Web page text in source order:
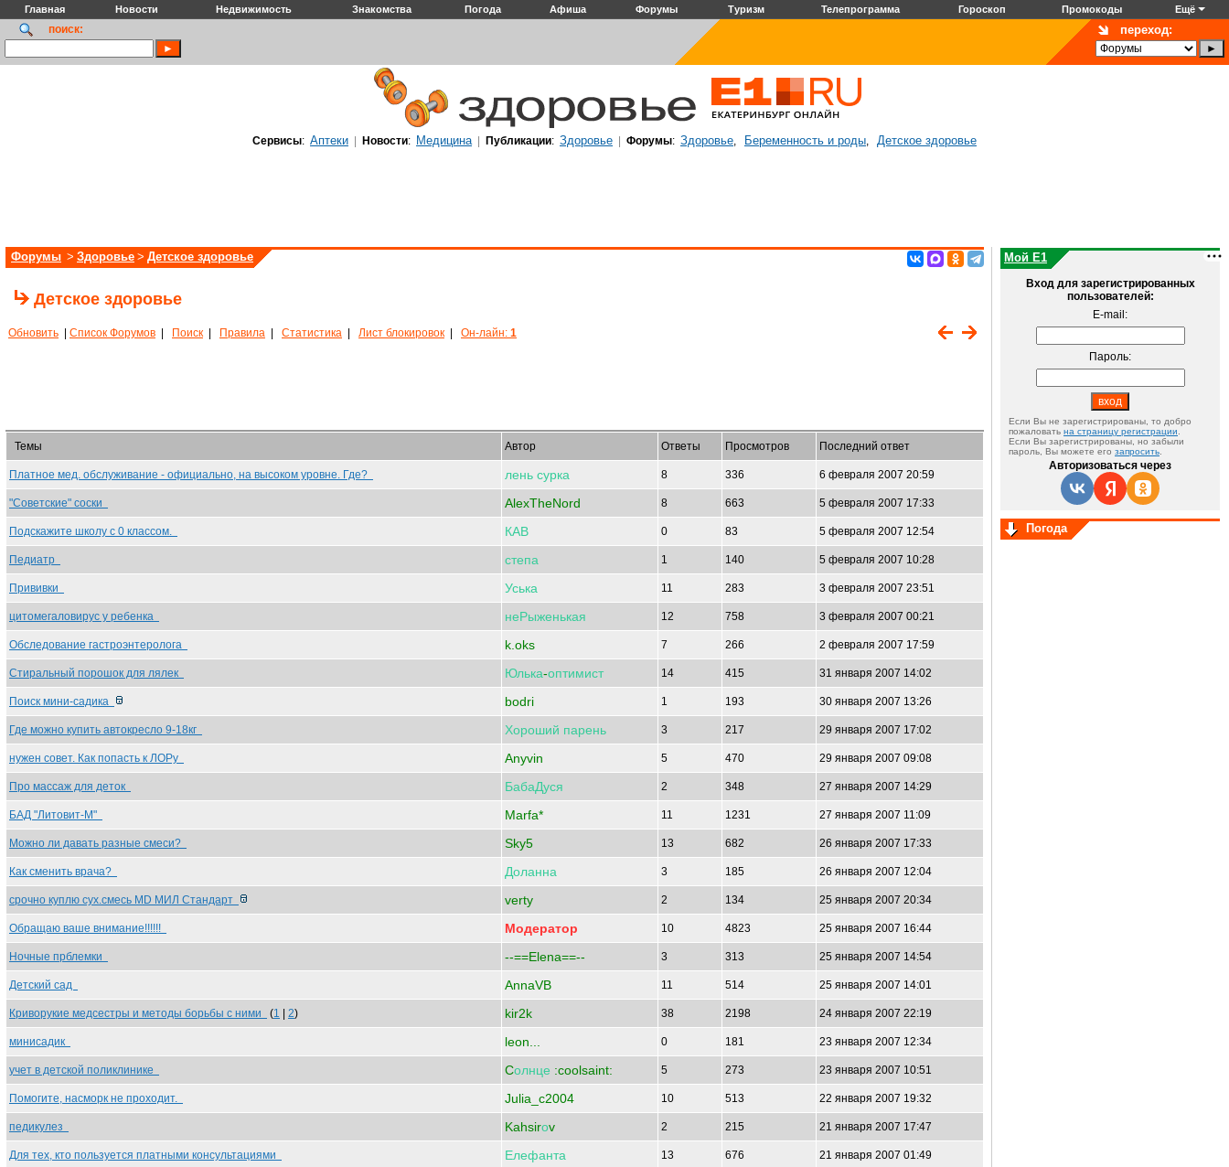
Главная Новости Недвижимость Знакомства Погода Афиша Форумы Туризм Телепрограмма Гороскоп Промокоды Ещё
поиск: переход:
Сервисы: Аптеки Новости: Медицина| Публикации: Здоровье Форумы: Здоровье, Беременность и роды, Детское здоровье
Форумы > Здоровье > Детское здоровье
Детское здоровье
Обновить Список Форумов Поиск Правила Статистика Лист блокировок Он-лайн: 1
Темы Автор Ответы Просмотров Последний ответ
Платное мед. обслуживание - официально, на высоком уровне. Где? лень сурка 8 336 6 февраля 2007 20:59
"Советские" соски AlexTheNord 8 663 5 февраля 2007 17:33
Подскажите школу с 0 классом. КАВ 0 83 5 февраля 2007 12:54
Педиатр степа 1 140 5 февраля 2007 10:28
Прививки Уська 11 283 3 февраля 2007 23:51
цитомегаловирус у ребенка неРыженькая 12 758 3 февраля 2007 00:21
Обследование гастроэнтеролога k.oks 7 266 2 февраля 2007 17:59
Стиральный порошок для лялек Юлька-оптимист 14 415 31 января 2007 14:02
Поиск мини-садика bodri 1 193 30 января 2007 13:26
Где можно купить автокресло 9-18кг Хороший парень 3 217 29 января 2007 17:02
нужен совет. Как попасть к ЛОРу Anyvin 5 470 29 января 2007 09:08
Про массаж для деток БабаДуся 2 348 27 января 2007 14:29
БАД "Литовит-М" Marfa* 11 1231 27 января 2007 11:09
Можно ли давать разные смеси? Sky5 13 682 26 января 2007 17:33
Как сменить врача? Доланна 3 185 26 января 2007 12:04
срочно куплю сух.смесь MD МИЛ Стандарт verty 2 134 25 января 2007 20:34
Обращаю ваше внимание!!!!!! Модератор 10 4823 25 января 2007 16:44
Ночные прблемки --==Elena==-- 3 313 25 января 2007 14:54
Детский сад AnnaVB 11 514 25 января 2007 14:01
Криворукие медсестры и методы борьбы с ними (1 2) kir2k 38 2198 24 января 2007 22:19
минисадик leon... 0 181 23 января 2007 12:34
учет в детской поликлинике Cолнце :coolsaint: 5 273 23 января 2007 10:51
Помогите, насморк не проходит. Julia_c2004 10 513 22 января 2007 19:32
педикулез Kahsirоv 2 215 21 января 2007 17:47
Для тех, кто пользуется платными консультациями Елефанта 13 676 21 января 2007 01:49
Мой E1
Вход для зарегистрированных
пользователей:
E-mail:
Пароль:
Если Вы не зарегистрированы, то добро
пожаловать на страницу регистрации
Если Вы зарегистрированы, но забыли
пароль, Вы можете его запросить
Авторизоваться через
Погода